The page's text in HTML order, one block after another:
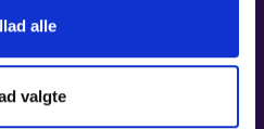
alle
valgte